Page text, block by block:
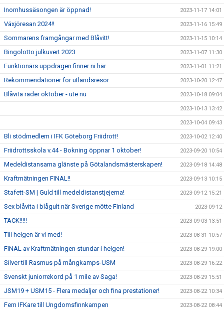
Inomhussäsongen är öppnad! 2023-11-17 14:01
Växjöresan 2024!! 2023-11-16 15:49
Sommarens framgångar med Blåvitt! 2023-11-15 10:14
Bingolotto julkuvert 2023 2023-11-07 11:30
Funktionärs uppdragen finner ni här 2023-11-01 11:21
Rekommendationer för utlandsresor 2023-10-20 12:47
Blåvita rader oktober - ute nu 2023-10-18 09:04
2023-10-13 13:42
2023-10-04 09:43
Bli stödmedlem i IFK Göteborg Friidrott! 2023-10-02 12:40
Friidrottsskola v.44 - Bokning öppnar 1 oktober! 2023-09-20 10:54
Medeldistansarna glänste på Götalandsmästerskapen! 2023-09-18 14:48
Kraftmätningen FINAL!! 2023-09-13 10:15
Stafett-SM | Guld till medeldistanstjejerna! 2023-09-12 15:21
Sex blåvita i blågult när Sverige mötte Finland 2023-09-12
TACK!!!!! 2023-09-03 13:51
Till helgen är vi med! 2023-08-31 10:57
FINAL av Kraftmätningen stundar i helgen! 2023-08-29 19:00
Silver till Rasmus på mångkamps-USM 2023-08-29 16:22
Svenskt juniorrekord på 1 mile av Saga! 2023-08-29 15:51
JSM19 + USM15 - Flera medaljer och fina prestationer! 2023-08-22 10:34
Fem IFKare till Ungdomsfinnkampen 2023-08-22 08:44